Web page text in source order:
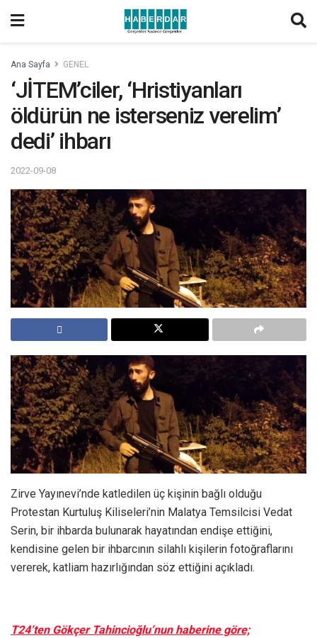
Ana Sayfa GENEL
‘JİTEM’ciler, ‘Hristiyanları
öldürün ne isterseniz verelim’
dedi’ ihbarı
2022-09-08
Zirve Yayınevi’nde katledilen üç kişinin bağlı olduğu
Protestan Kurtuluş Kiliseleri’nin Malatya Temsilcisi Vedat
Serin, bir ihbarda bulunarak hayatından endişe ettiğini,
kendisine gelen bir ihbarcının silahlı kişilerin fotoğraflarını
vererek, katliam hazırlığından söz ettiğini açıkladı.
T24’ten Gökçer Tahincioğlu’nun haberine göre;